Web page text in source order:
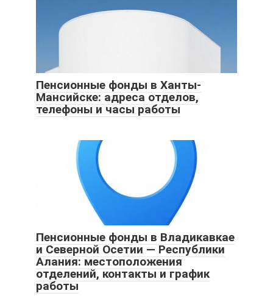
Пенсионные фонды в Ханты-
Мансийске: адреса отделов,
телефоны и часы работы
Пенсионные фонды в Владикавкае
и Северной Осетии — Республики
Алания: местоположения
отделений, контакты и график
работы